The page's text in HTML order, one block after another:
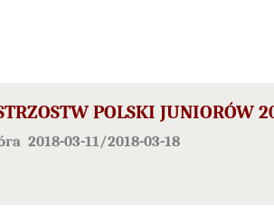
POLSKI JUNIORÓW
2018-03-11/2018-03-18